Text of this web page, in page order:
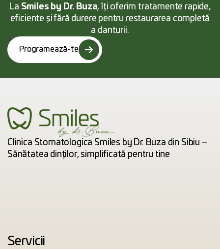
La Smiles by Dr. Buza, îți oferim tratamente rapide,
eficiente și fără durere pentru restaurarea completă
a danturii.
Programează-te
Clinica Stomatologica Smiles by Dr. Buza din Sibiu –
Sănătatea dinților, simplificată pentru tine
Servicii